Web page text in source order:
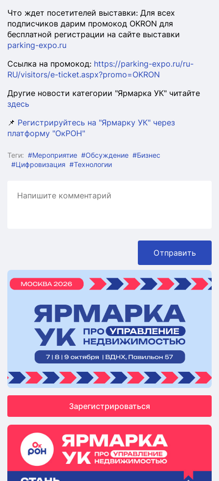
Что ждет посетителей выставки: Для всех
подписчиков дарим промокод OKRON для
бесплатной регистрации на сайте выставки
parking-expo.ru
Ссылка на промокод: https://parking-expo.ru/ru-
RU/visitors/e-ticket.aspx?promo=OKRON
Другие новости категории "Ярмарка УК" читайте
здесь
📌 Регистрируйтесь на "Ярмарку УК" через
платформу "ОкРОН"
Теги: #Мероприятие #Обсуждение #Бизнес
#Цифровизация #Технологии
Отправить
Зарегистрироваться